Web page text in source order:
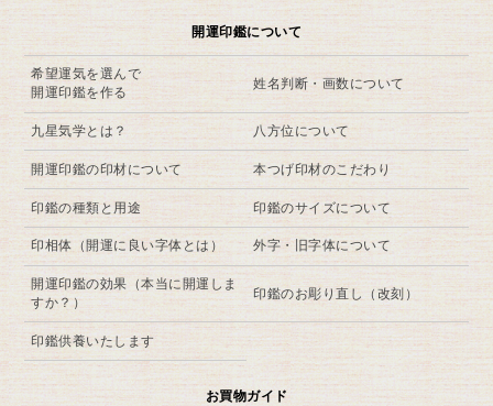
開運印鑑について
希望運気を選んで
開運印鑑を作る
姓名判断・画数について
九星気学とは？ 八方位について
開運印鑑の印材について 本つげ印材のこだわり
印鑑の種類と用途 印鑑のサイズについて
印相体（開運に良い字体とは） 外字・旧字体について
開運印鑑の効果（本当に開運しま
すか？）
印鑑のお彫り直し（改刻）
印鑑供養いたします
お買物ガイド